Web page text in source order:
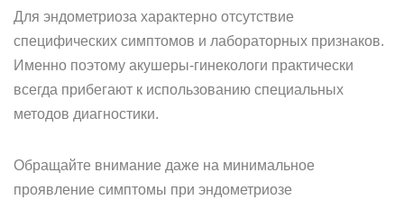
Для эндометриоза характерно отсутствие
специфических симптомов и лабораторных признаков.
Именно поэтому акушеры-гинекологи практически
всегда прибегают к использованию специальных
методов диагностики.
Обращайте внимание даже на минимальное
проявление симптомы при эндометриозе